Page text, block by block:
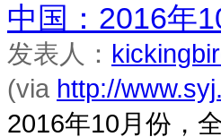
中国：2016年
发表人：
(via http://
2016年10月份，